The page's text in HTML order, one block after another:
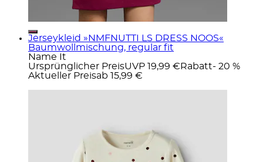
Jerseykleid »NMFNUTTI LS DRESS NOOS«
Baumwollmischung, regular fit
Name It
Ursprünglicher PreisUVP 19,99 € Rabatt- 20 %
Aktueller Preisab 15,99 €